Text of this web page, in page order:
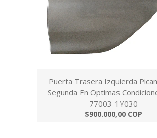
Puerta Trasera Izquierda
Segunda En Optimas
77003-1Y030
$900.000,00 COP